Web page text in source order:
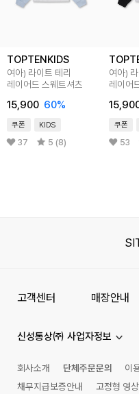
TOPTENKIDS
여아) 라이트 테리
레이어드 스웨트셔츠
15,900 60%
쿠폰 KIDS
37 5 (8)
여아)
레이어
쿠폰
53
고객센터 매장안내
신성통상㈜ 사업자정보
회사소개 단체주문문의 이
채무지급보증안내
고정형 영